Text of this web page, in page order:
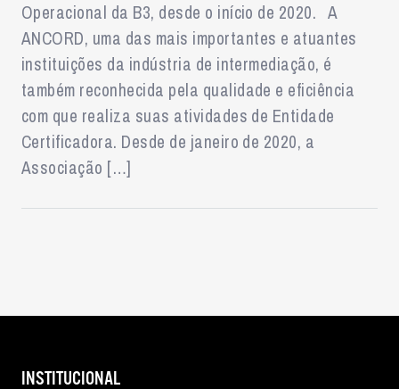
Operacional da B3, desde o início de 2020. A
ANCORD, uma das mais importantes e atuantes
instituições da indústria de intermediação, é
também reconhecida pela qualidade e eficiência
com que realiza suas atividades de Entidade
Certificadora. Desde de janeiro de 2020, a
Associação […]
INSTITUCIONAL